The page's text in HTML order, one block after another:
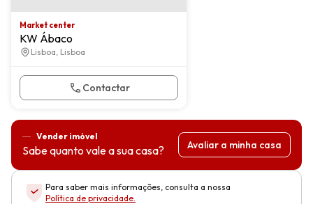
Market center
KW Ábaco
Lisboa, Lisboa
Contactar
Vender imóvel
Sabe quanto vale a sua casa? Avaliar a minha casa
Para saber mais informações, consulta a nossa
Política de privacidade.